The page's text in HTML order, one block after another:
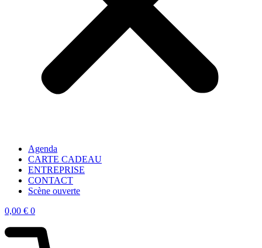
Agenda
CARTE CADEAU
ENTREPRISE
CONTACT
Scène ouverte
0,00 € 0